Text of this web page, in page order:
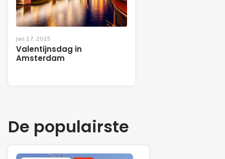
jan 17, 2025
Valentijnsdag in
Amsterdam
De populairste